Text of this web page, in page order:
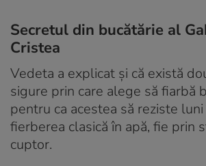
Secretul din bucătărie al
Cristea
Vedeta a explicat și că există
sigure prin care alege să fiarbă
pentru ca acestea să reziste
fierberea clasică în apă, fie prin
cuptor.